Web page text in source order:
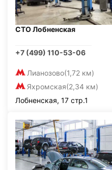
СТО Лобненская
+7 (499) 110-53-06
Лианозово(1,72 км)
Яхромская(2,34 км)
Лобненская, 17 стр.1